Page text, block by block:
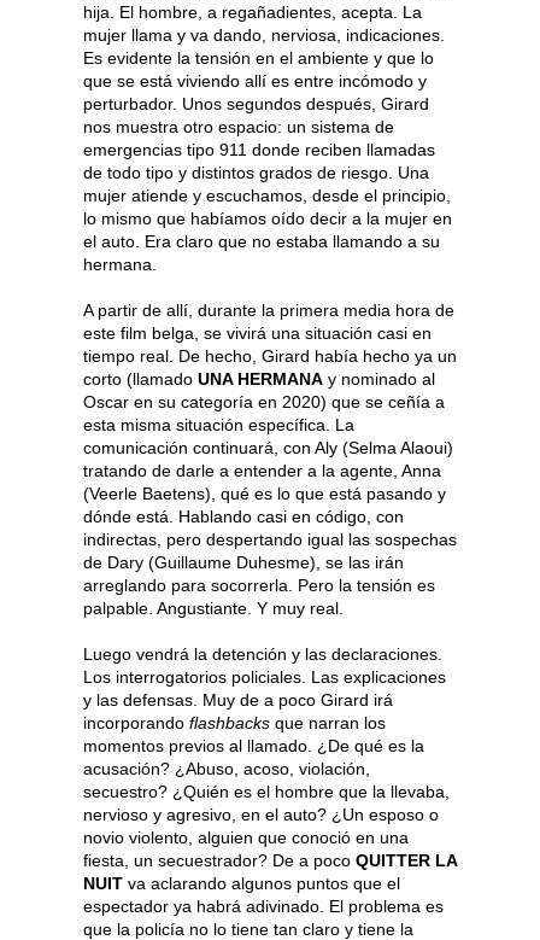
hija. El hombre, a regañadientes, acepta. La
mujer llama y va dando, nerviosa, indicaciones.
Es evidente la tensión en el ambiente y que lo
que se está viviendo allí es entre incómodo y
perturbador. Unos segundos después, Girard
nos muestra otro espacio: un sistema de
emergencias tipo 911 donde reciben llamadas
de todo tipo y distintos grados de riesgo. Una
mujer atiende y escuchamos, desde el principio,
lo mismo que habíamos oído decir a la mujer en
el auto. Era claro que no estaba llamando a su
hermana.
A partir de allí, durante la primera media hora de
este film belga, se vivirá una situación casi en
tiempo real. De hecho, Girard había hecho ya un
corto (llamado UNA HERMANA y nominado al
Oscar en su categoría en 2020) que se ceñía a
esta misma situación específica. La
comunicación continuará, con Aly (Selma Alaoui)
tratando de darle a entender a la agente, Anna
(Veerle Baetens), qué es lo que está pasando y
dónde está. Hablando casi en código, con
indirectas, pero despertando igual las sospechas
de Dary (Guillaume Duhesme), se las irán
arreglando para socorrerla. Pero la tensión es
palpable. Angustiante. Y muy real.
Luego vendrá la detención y las declaraciones.
Los interrogatorios policiales. Las explicaciones
y las defensas. Muy de a poco Girard irá
incorporando flashbacks que narran los
momentos previos al llamado. ¿De qué es la
acusación? ¿Abuso, acoso, violación,
secuestro? ¿Quién es el hombre que la llevaba,
nervioso y agresivo, en el auto? ¿Un esposo o
novio violento, alguien que conoció en una
fiesta, un secuestrador? De a poco QUITTER LA
NUIT va aclarando algunos puntos que el
espectador ya habrá adivinado. El problema es
que la policía no lo tiene tan claro y tiene la